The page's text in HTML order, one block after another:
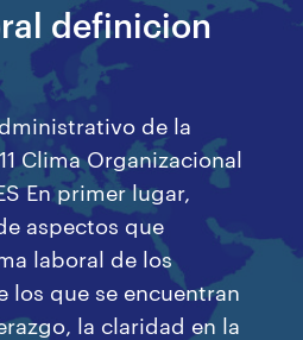
definicion
de la
Clima Organizacional
En primer lugar,
aspectos que
laboral de los
los que se encuentran
la claridad en la